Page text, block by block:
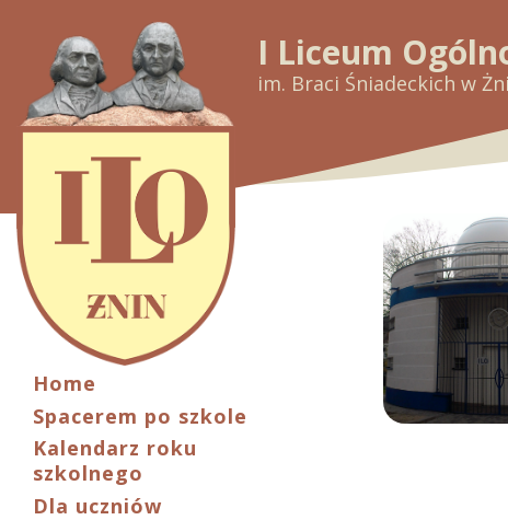
I Liceum
im. Braci Śniadeckich w
Home
Spacerem po szkole
Kalendarz roku
szkolnego
Dla uczniów